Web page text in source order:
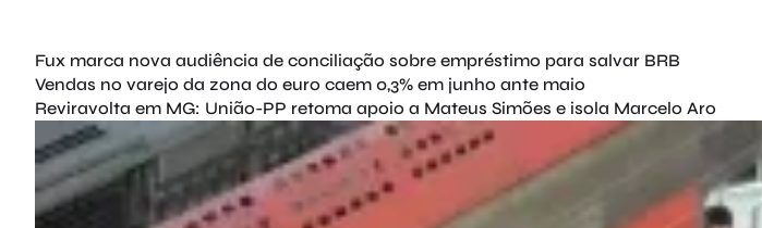
Fux marca nova audiência de conciliação sobre empréstimo para salvar BRB
Vendas no varejo da zona do euro caem 0,3% em junho ante maio
Reviravolta em MG: União-PP retoma apoio a Mateus Simões e isola Marcelo Aro